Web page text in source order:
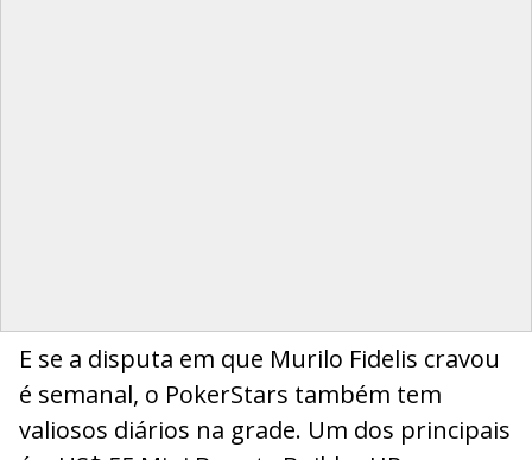
E se a disputa em que Murilo Fidelis cravou
é semanal, o PokerStars também tem
valiosos diários na grade. Um dos principais